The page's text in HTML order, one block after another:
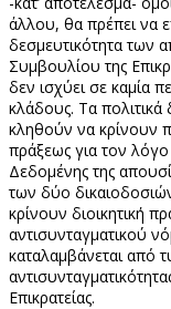
άλλου, θα πρέπει να
δεσμευτικότητα των
Συμβουλίου της
δεν ισχύει σε καμία
κλάδους. Τα πολιτικά
κληθούν να κρίνουν
πράξεως για τον λόγο
Δεδομένης της
των δύο
κρίνουν διοικητική
αντισυνταγματικού
καταλαμβάνεται από
Επικρατείας.